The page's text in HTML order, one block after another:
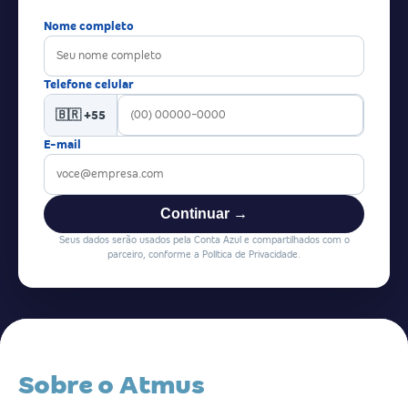
Nome completo
Telefone celular
🇧🇷 +55
E-mail
Continuar →
Seus dados serão usados pela Conta Azul e compartilhados com o
parceiro, conforme a Política de Privacidade.
Sobre o Atmus